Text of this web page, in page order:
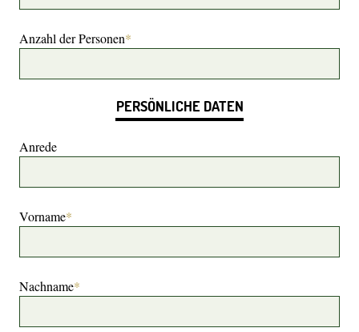
Anzahl der Personen*
PERSÖNLICHE DATEN
Anrede
Vorname*
Nachname*